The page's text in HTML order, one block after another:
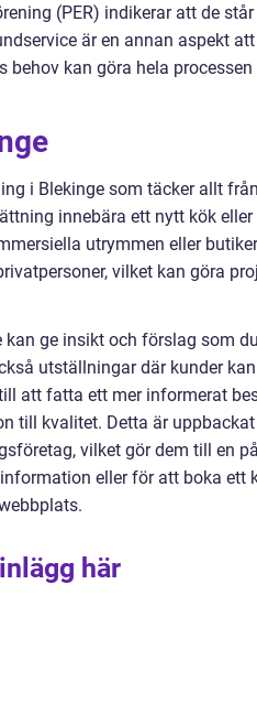
(PER) indikerar att de
är en annan aspekt
kan göra hela
i Blekinge som täcker allt
innebära ett nytt kök eller
utrymmen eller
vilket kan göra
ge insikt och förslag som
utställningar där kunder
att fatta ett mer informerat
till kvalitet. Detta är
vilket gör dem till en
eller för att boka ett
här